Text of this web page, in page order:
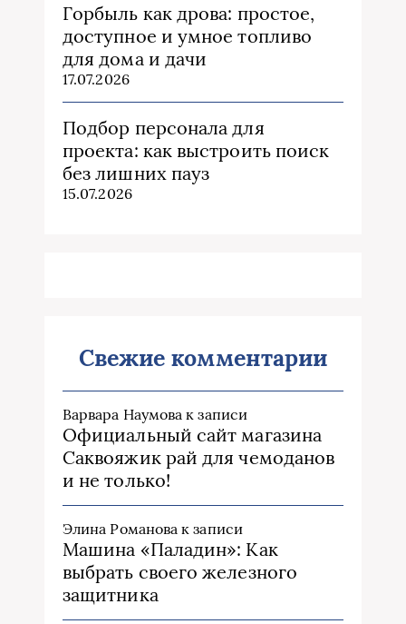
Горбыль как дрова: простое,
доступное и умное топливо
для дома и дачи
17.07.2026
Подбор персонала для
проекта: как выстроить поиск
без лишних пауз
15.07.2026
Свежие комментарии
Варвара Наумова к записи
Официальный сайт магазина
Саквояжик рай для чемоданов
и не только!
Элина Романова к записи
Машина «Паладин»: Как
выбрать своего железного
защитника